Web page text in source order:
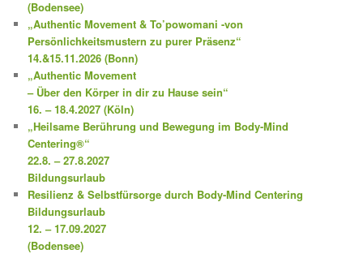
(Bodensee)
„Authentic Movement & To’powomani -von
Persönlichkeitsmustern zu purer Präsenz“
14.&15.11.2026 (Bonn)
„Authentic Movement
– Über den Körper in dir zu Hause sein“
16. – 18.4.2027 (Köln)
„Heilsame Berührung und Bewegung im Body-Mind
Centering®“
22.8. – 27.8.2027
Bildungsurlaub
Resilienz & Selbstfürsorge durch Body-Mind Centering
Bildungsurlaub
12. – 17.09.2027
(Bodensee)